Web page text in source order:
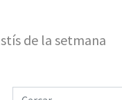
de la setmana